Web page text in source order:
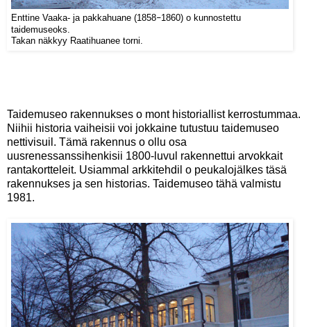
Enttine Vaaka- ja pakkahuane (1858–1860) o kunnostettu
taidemuseoks.
Takan näkkyy Raatihuanee torni.
Taidemuseo rakennukses o mont historiallist kerrostummaa.
Niihii historia vaiheisii voi jokkaine tutustuu taidemuseo
nettivisuil. Tämä rakennus o ollu osa
uusrenessanssihenkisii 1800-luvul rakennettui arvokkait
rantakortteleit. Usiammal arkkitehdil o peukalojälkes täsä
rakennukses ja sen historias. Taidemuseo tähä valmistu
1981.